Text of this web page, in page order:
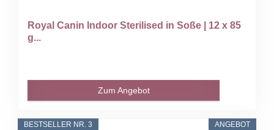
Royal Canin Indoor Sterilised in Soße | 12 x 85
g...
Zum Angebot
ANGEBOT
BESTSELLER NR. 3